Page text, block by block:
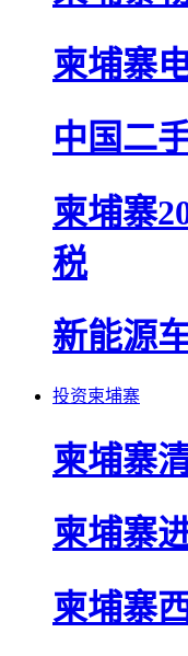
柬埔寨
中国二
柬埔寨
税
新能源
投资柬埔寨
柬埔寨
柬埔寨
柬埔寨